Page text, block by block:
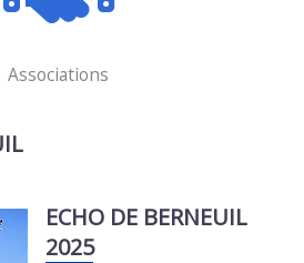
Associations
ECHO DE BERNEUIL
2025